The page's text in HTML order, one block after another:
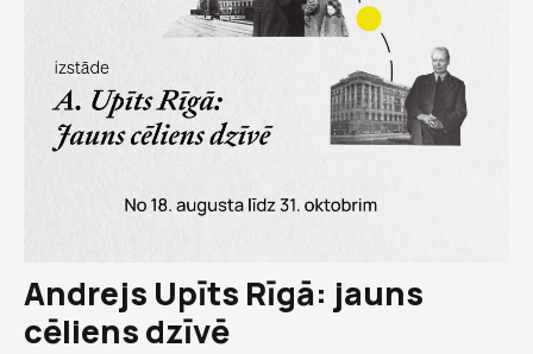
Andrejs Upīts Rīgā: jauns
cēliens dzīvē